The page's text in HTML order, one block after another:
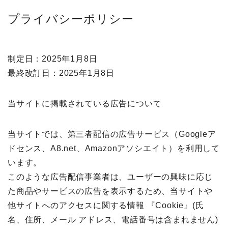
プライバシーポリシー
制定日：2025年1月8日
最終改訂日：2025年1月8日
当サイトに掲載されている広告について
当サイトでは、第三者配信の広告サービス（Googleア
ドセンス、A8.net、Amazonアソシエイト）を利用して
います。
このような広告配信事業者は、ユーザーの興味に応じ
た商品やサービスの広告を表示するため、当サイトや
他サイトへのアクセスに関する情報 『Cookie』(氏
名、住所、メール アドレス、電話番号は含まれません)